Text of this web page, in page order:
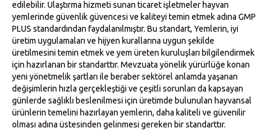
edilebilir. Ulaştırma hizmeti sunan ticaret işletmeler hayvan
yemlerinde güvenlik güvencesi ve kaliteyi temin etmek adına GMP
PLUS standardından faydalanılmıştır. Bu standart, Yemlerin, iyi
üretim uygulamaları ve hijyen kurallarına uygun şekilde
üretilmesini temin etmek ve yem üreten kuruluşları bilgilendirmek
için hazırlanan bir standarttır. Mevzuata yönelik yürürlüğe konan
yeni yönetmelik şartları ile beraber sektörel anlamda yaşanan
değişimlerin hızla gerçekleştiği ve çeşitli sorunları da kapsayan
günlerde sağlıklı beslenilmesi için üretimde bulunulan hayvansal
ürünlerin temelini hazırlayan yemlerin, daha kaliteli ve güvenilir
olması adına üstesinden gelinmesi gereken bir standarttır.